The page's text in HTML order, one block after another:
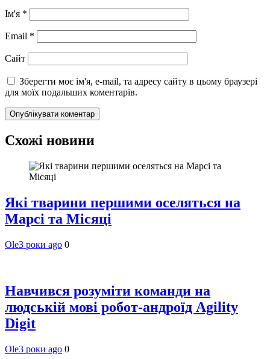
Ім'я *
Email *
Сайт
Зберегти моє ім'я, e-mail, та адресу сайту в цьому браузері
для моїх подальших коментарів.
Схожі новини
Які тварини першими оселяться на
Марсі та Місяці
Ole3 роки ago 0
Навчився розуміти команди на
людській мові робот-андроїд Agility
Digit
Ole3 роки ago 0